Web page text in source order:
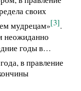
своих
мудрецам»[3].
неожиданно
годы в…
в правление